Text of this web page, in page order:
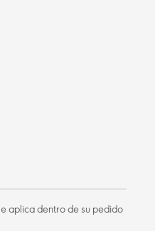
aplica dentro de su pedido